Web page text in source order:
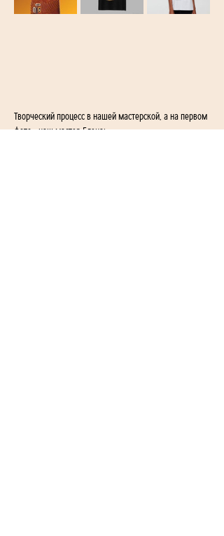
Творческий процесс в нашей мастерской, а на первом
фото - наш мастер Елена: